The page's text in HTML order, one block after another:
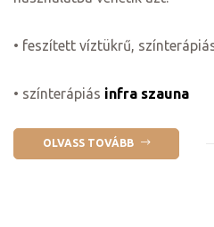
• feszített víztükrű,
• színterápiás infra szauna
OLVASS TOVÁBB